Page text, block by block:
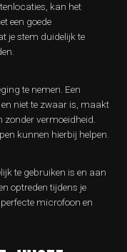
kan het
een goede
je stem duidelijk te
te nemen. Een
niet te zwaar is, maakt
vermoeidheid.
kunnen hierbij helpen.
te gebruiken is en aan
optreden tijdens je
microfoon en